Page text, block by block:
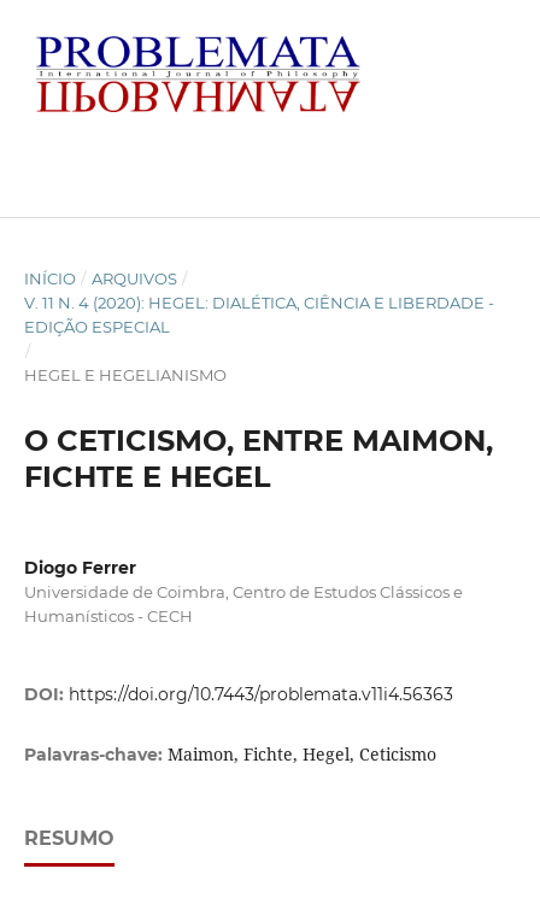
INÍCIO / ARQUIVOS /
V. 11 N. 4 (2020): HEGEL: DIALÉTICA, CIÊNCIA E LIBERDADE -
EDIÇÃO ESPECIAL
/
HEGEL E HEGELIANISMO
O CETICISMO, ENTRE MAIMON,
FICHTE E HEGEL
Diogo Ferrer
Universidade de Coimbra, Centro de Estudos Clássicos e
Humanísticos - CECH
DOI: https://doi.org/10.7443/problemata.v11i4.56363
Palavras-chave: Maimon, Fichte, Hegel, Ceticismo
RESUMO